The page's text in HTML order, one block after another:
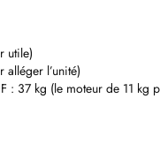
utile)
l’unité)
: 37 kg (le moteur de 11 kg